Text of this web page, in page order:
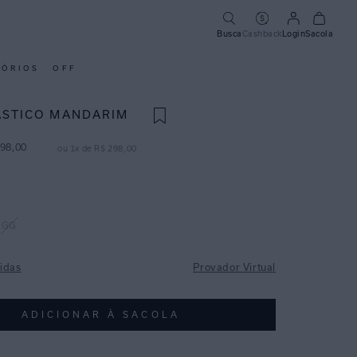
Busca CashbackLoginSacola
OFF
MANDARIM
00 ou 1 x de R$ 298 00
Provador Virtual
ADICIONAR À SACOLA